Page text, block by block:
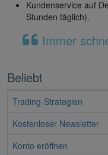
Kundenservice auf
Stunden täglich).
Immer
Beliebt
Trading-Strategien
Kostenloser Newsletter
Konto eröffnen